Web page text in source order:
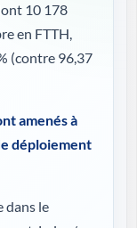
10 178
en FTTH,
(contre 96,37
amenés à
déploiement
dans le